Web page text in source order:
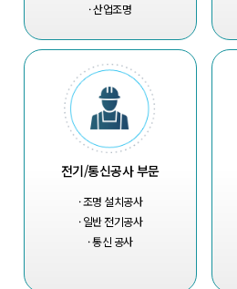
· 산업조명
전기/통신공사 부문
· 조명 설치공사
· 일반 전기공사
· 통신 공사